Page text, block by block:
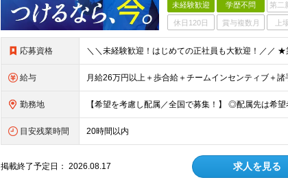
未経験歓迎 学歴不問 第二
休日120日 賞与複数月 上
応募資格
給与
勤務地
目安残業時間 20時間以内
掲載終了予定日：2026.08.17 求人を見る